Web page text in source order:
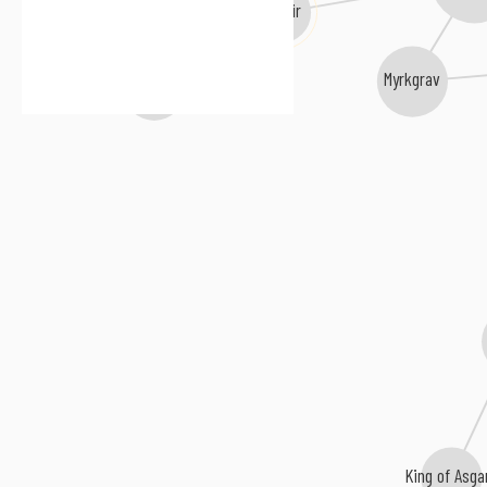
King of
Myrkgrav
Windir